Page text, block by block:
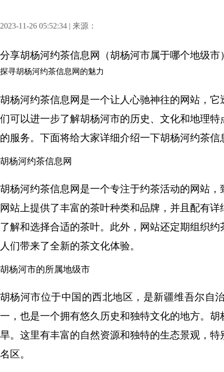
2023-11-26 05:52:34 | 来源：
分享胡杨河约茶信息网（胡杨河市属于哪个地级市
探寻胡杨河约茶信息网的魅力
胡杨河约茶信息网是一个让人心驰神往的网站，
们可以进一步了解胡杨河市的历史、文化和地理
的服务。下面将给大家详细介绍一下胡杨河约茶
胡杨河约茶信息网
胡杨河约茶信息网是一个专注于约茶活动的网站
网站上提供了丰富的茶叶种类和品牌，并且配有
了解和选择合适的茶叶。此外，网站还定期组织
人们带来了全新的茶文化体验。
胡杨河市的所属地级市
胡杨河市位于中国的西北地区，是新疆维吾尔自
一，也是一个拥有悠久历史和独特文化的地方。
旱。这里有丰富的自然资源和独特的生态景观，
名区。